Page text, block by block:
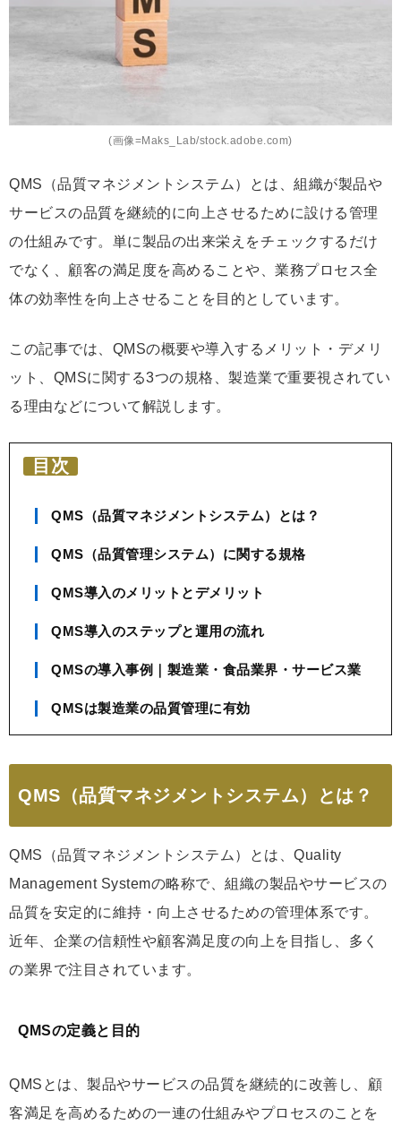
(画像=Maks_Lab/stock.adobe.com)
QMS（品質マネジメントシステム）とは、組織が製品や
サービスの品質を継続的に向上させるために設ける管理
の仕組みです。単に製品の出来栄えをチェックするだけ
でなく、顧客の満足度を高めることや、業務プロセス全
体の効率性を向上させることを目的としています。
この記事では、QMSの概要や導入するメリット・デメリ
ット、QMSに関する3つの規格、製造業で重要視されてい
る理由などについて解説します。
目次
QMS（品質マネジメントシステム）とは？
QMS（品質管理システム）に関する規格
QMS導入のメリットとデメリット
QMS導入のステップと運用の流れ
QMSの導入事例｜製造業・食品業界・サービス業
QMSは製造業の品質管理に有効
QMS（品質マネジメントシステム）とは？
QMS（品質マネジメントシステム）とは、Quality
Management Systemの略称で、組織の製品やサービスの
品質を安定的に維持・向上させるための管理体系です。
近年、企業の信頼性や顧客満足度の向上を目指し、多く
の業界で注目されています。
QMSの定義と目的
QMSとは、製品やサービスの品質を継続的に改善し、顧
客満足を高めるための一連の仕組みやプロセスのことを